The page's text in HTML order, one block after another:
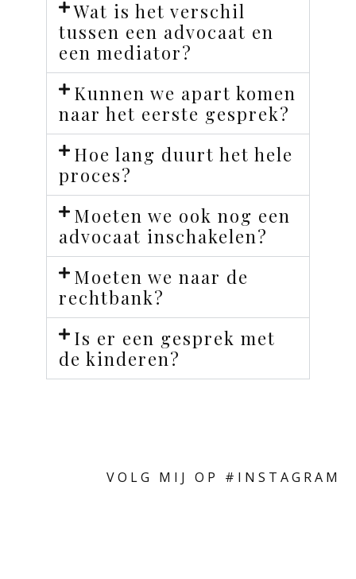
Wat is het verschil
tussen een advocaat en
een mediator?
Kunnen we apart komen
naar het eerste gesprek?
Hoe lang duurt het hele
proces?
Moeten we ook nog een
advocaat inschakelen?
Moeten we naar de
rechtbank?
Is er een gesprek met
de kinderen?
VOLG MIJ OP #INSTAGRAM